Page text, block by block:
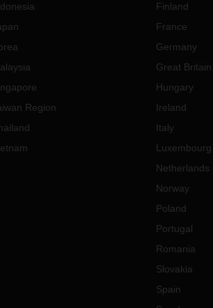
Region
Finland
France
Germany
Great Britain
Hungary
Ireland
Italy
Luxembourg
Netherlands
Norway
Poland
Portugal
Romania
Slovakia
Spain